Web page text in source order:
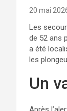
20 mai
Les
de 52 ans
a été
les
Un